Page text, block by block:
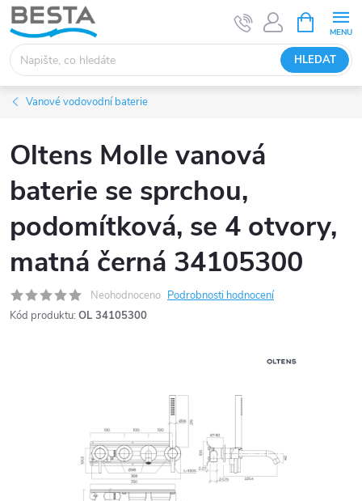
Přejít
na
obsah
HLEDAT
NÁKUPNÍ
KOŠÍK
Vanové vodovodní baterie
Oltens Molle vanová
baterie se sprchou,
podomítková, se 4 otvory,
matná černá 34105300
Neohodnoceno Podrobnosti hodnocení
Kód produktu: OL 34105300